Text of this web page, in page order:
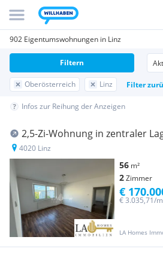
902 Eigentumswohnungen in Linz
Oberösterreich Linz Filter
Filtern
Infos zur Reihung der Anzeigen
2,5-Zi-Wohnung in zentraler
4020 Linz
56 m²
2Zimmer
LA Homes
€ 3.035,71/
€